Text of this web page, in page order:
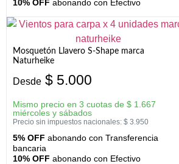
10% OFF abonando con Efectivo
Mosquetón Llavero S-Shape marca
Naturheike
Desde $ 5.000
Mismo precio en 3 cuotas de $ 1.667
miércoles y sábados
Precio sin impuestos nacionales: $ 3.950
5% OFF abonando con Transferencia
bancaria
10% OFF abonando con Efectivo